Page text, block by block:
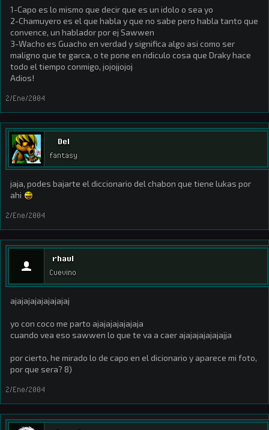
1-Capo es lo mismo que decir que es un idolo o sea yo
2-Chamuyero es el que habla y que no sabe pero habla tanto que
convence, un hablador por ej Sawwen
3-Wacho es Guacho en verdad y significa algo asi como ser
maligno que te garca, o te pone en ridiculo cosa que Draky hace
todo el tiempo conmigo, jojojjojoj
Adios!
2/Ene/2004
Del
fantasy
jaja, podes bajarte el diccionario del chabon que tiene lukas por
ahi
2/Ene/2004
rhaul
Cuevino
ajajajajajajajajaj
yo con coco me parto ajajajajajajaja
cuando vea eso sawwen lo que te va a caer ajajajajajajajja
por cierto, he mirado lo de capo en el dicionario y aparece mi foto,
por que sera? 8)
2/Ene/2004